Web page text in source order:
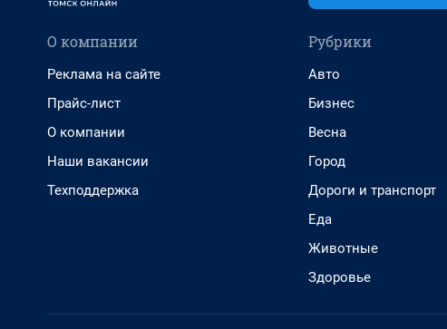
О компании
Реклама на сайте
Прайс-лист
О компании
Наши вакансии
Техподдержка
Рубрики
Авто
Бизнес
Весна
Город
Дороги и транспорт
Еда
Животные
Здоровье